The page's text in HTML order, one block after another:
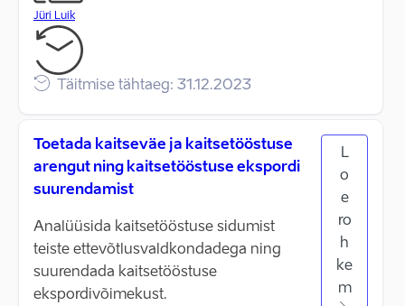
Jüri Luik
Täitmise tähtaeg: 31.12.2023
Toetada kaitseväe ja kaitsetööstuse
arengut ning kaitsetööstuse ekspordi
suurendamist
Analüüsida kaitsetööstuse sidumist
teiste ettevõtlusvaldkondadega ning
suurendada kaitsetööstuse
ekspordivõimekust.
L
o
e
ro
h
ke
m